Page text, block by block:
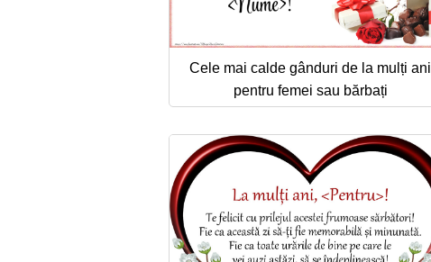
Cele mai calde gânduri de la mulți ani
pentru femei sau bărbați